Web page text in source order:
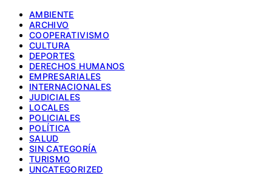
AMBIENTE
ARCHIVO
COOPERATIVISMO
CULTURA
DEPORTES
DERECHOS HUMANOS
EMPRESARIALES
INTERNACIONALES
JUDICIALES
LOCALES
POLICIALES
POLÍTICA
SALUD
SIN CATEGORÍA
TURISMO
UNCATEGORIZED